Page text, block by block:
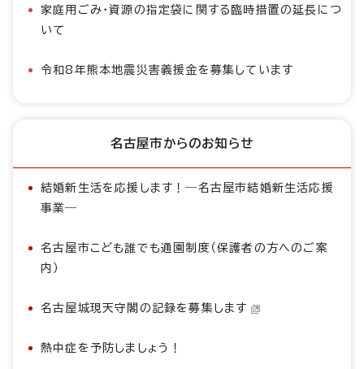
家庭用ごみ・資源の指定袋に関する臨時措置の延長につ
いて
令和8年熊本地震災害義援金を募集しています
名古屋市からのお知らせ
結婚新生活を応援します！―名古屋市結婚新生活応援
事業―
名古屋市こども誰でも通園制度（保護者の方へのご案
内）
名古屋城現天守閣の記録を募集します
熱中症を予防しましょう！